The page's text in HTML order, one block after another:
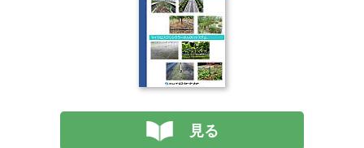
見る